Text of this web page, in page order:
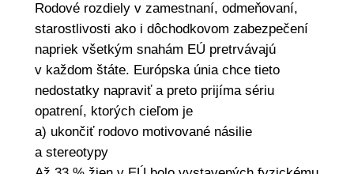
Rodové rozdiely v zamestnaní, odmeňovaní,
starostlivosti ako i dôchodkovom zabezpečení
napriek všetkým snahám EÚ pretrvávajú
v každom štáte. Európska únia chce tieto
nedostatky napraviť a preto prijíma sériu
opatrení, ktorých cieľom je
a) ukončiť rodovo motivované násilie
a stereotypy